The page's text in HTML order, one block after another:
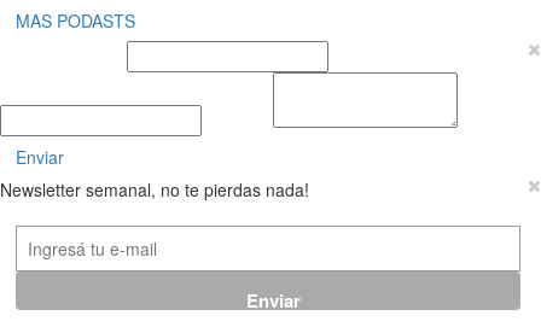
MAS PODASTS
Enviar
Newsletter semanal, no te pierdas nada!